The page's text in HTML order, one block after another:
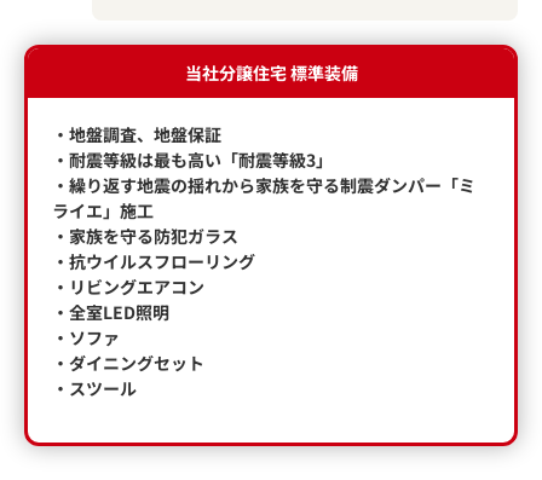
当社分譲住宅 標準装備
・地盤調査、地盤保証
・耐震等級は最も高い「耐震等級3」
・繰り返す地震の揺れから家族を守る制震ダンパー「ミ
ライエ」施工
・家族を守る防犯ガラス
・抗ウイルスフローリング
・リビングエアコン
・全室LED照明
・ソファ
・ダイニングセット
・スツール